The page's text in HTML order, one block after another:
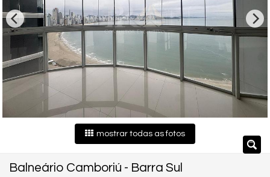
mostrar todas as fotos
Balneário Camboriú - Barra Sul